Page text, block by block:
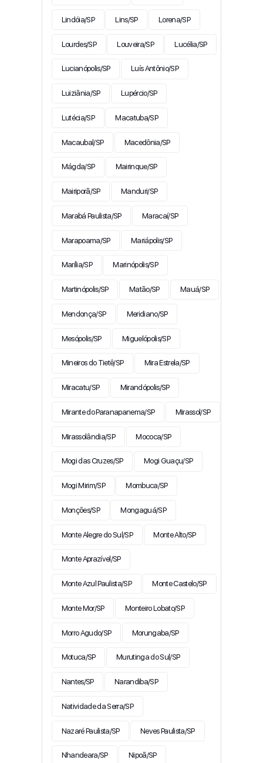
Lindóia/SP Lins/SP Lorena/SP
Lourdes/SP Louveira/SP Lucélia/SP
Lucianópolis/SP Luís Antônio/SP
Luiziânia/SP Lupércio/SP
Lutécia/SP Macatuba/SP
Macaubal/SP Macedônia/SP
Mágda/SP Mairinque/SP
Mairiporã/SP Manduri/SP
Marabá Paulista/SP Maracaí/SP
Marapoama/SP Mariápolis/SP
Marília/SP Marinópolis/SP
Martinópolis/SP Matão/SP Mauá/SP
Mendonça/SP Meridiano/SP
Mesópolis/SP Miguelópolis/SP
Mineiros do Tietê/SP Mira Estrela/SP
Miracatu/SP Mirandópolis/SP
Mirante do Paranapanema/SP Mirassol/SP
Mirassolândia/SP Mococa/SP
Mogi das Cruzes/SP Mogi Guaçu/SP
Mogi Mirim/SP Mombuca/SP
Monções/SP Mongaguá/SP
Monte Alegre do Sul/SP Monte Alto/SP
Monte Aprazível/SP
Monte Azul Paulista/SP Monte Castelo/SP
Monte Mor/SP Monteiro Lobato/SP
Morro Agudo/SP Morungaba/SP
Motuca/SP Murutinga do Sul/SP
Nantes/SP Narandiba/SP
Natividade da Serra/SP
Nazaré Paulista/SP Neves Paulista/SP
Nhandeara/SP Nipoã/SP